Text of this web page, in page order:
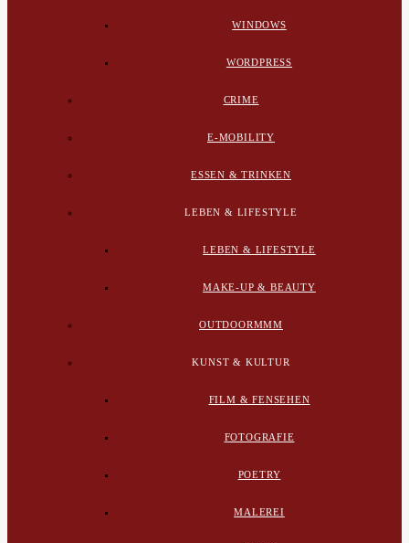
WINDOWS
WORDPRESS
CRIME
E-MOBILITY
ESSEN & TRINKEN
LEBEN & LIFESTYLE
LEBEN & LIFESTYLE
MAKE-UP & BEAUTY
OUTDOORMMM
KUNST & KULTUR
FILM & FENSEHEN
FOTOGRAFIE
POETRY
MALEREI